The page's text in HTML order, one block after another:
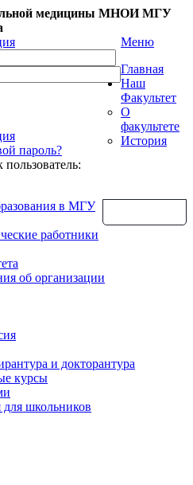
медицины МНОИ МГУ
пароль?
Меню
Главная
Наш
Факультет
О
факультете
История
в МГУ
работники
об организации
и докторантура
курсы
школьников